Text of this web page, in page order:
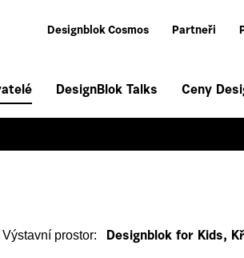
Designblok Cosmos Partneři
DesignBlok Talks Ceny
Výstavní prostor: Designblok for Kids,